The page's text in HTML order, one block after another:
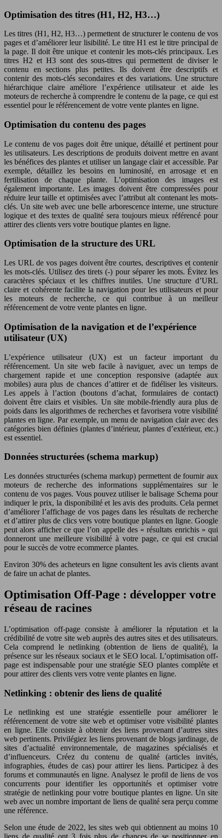
Optimisation des titres (H1, H2, H3…)
Les titres (H1, H2, H3…) permettent de structurer le contenu de vos
pages et d’améliorer leur lisibilité. Le titre H1 est le titre principal de
la page. Il doit être unique et contenir les mots-clés principaux. Les
titres H2 et H3 sont des sous-titres qui permettent de diviser le
contenu en sections plus petites. Ils doivent être descriptifs et
contenir des mots-clés secondaires et des variations. Une structure
hiérarchique claire améliore l’expérience utilisateur et aide les
moteurs de recherche à comprendre le contenu de la page, ce qui est
essentiel pour le référencement de votre vente plantes en ligne.
Optimisation du contenu des pages
Le contenu de vos pages doit être unique, détaillé et pertinent pour
les utilisateurs. Les descriptions de produits doivent mettre en avant
les bénéfices des plantes et utiliser un langage clair et accessible. Par
exemple, détaillez les besoins en luminosité, en arrosage et en
fertilisation de chaque plante. L’optimisation des images est
également importante. Les images doivent être compressées pour
réduire leur taille et optimisées avec l’attribut alt contenant les mots-
clés. Un site web avec une belle arborescence interne, une structure
logique et des textes de qualité sera toujours mieux référencé pour
attirer des clients vers votre boutique plantes en ligne.
Optimisation de la structure des URL
Les URL de vos pages doivent être courtes, descriptives et contenir
les mots-clés. Utilisez des tirets (-) pour séparer les mots. Évitez les
caractères spéciaux et les chiffres inutiles. Une structure d’URL
claire et cohérente facilite la navigation pour les utilisateurs et pour
les moteurs de recherche, ce qui contribue à un meilleur
référencement de votre vente plantes en ligne.
Optimisation de la navigation et de l’expérience
utilisateur (UX)
L’expérience utilisateur (UX) est un facteur important du
référencement. Un site web facile à naviguer, avec un temps de
chargement rapide et une conception responsive (adaptée aux
mobiles) aura plus de chances d’attirer et de fidéliser les visiteurs.
Les appels à l’action (boutons d’achat, formulaires de contact)
doivent être clairs et visibles. Un site mobile-friendly aura plus de
poids dans les algorithmes de recherches et favorisera votre visibilité
plantes en ligne. Par exemple, un menu de navigation clair avec des
catégories bien définies (plantes d’intérieur, plantes d’extérieur, etc.)
est essentiel.
Données structurées (schema markup)
Les données structurées (schema markup) permettent de fournir aux
moteurs de recherche des informations supplémentaires sur le
contenu de vos pages. Vous pouvez utiliser le balisage Schema pour
indiquer le prix, la disponibilité et les avis des produits. Cela permet
d’améliorer l’affichage de vos pages dans les résultats de recherche
et d’attirer plus de clics vers votre boutique plantes en ligne. Google
peut alors afficher ce que l’on appelle des « résultats enrichis » qui
donneront une meilleure visibilité à votre page, ce qui est crucial
pour le succès de votre ecommerce plantes.
Environ 30% des acheteurs en ligne consultent les avis clients avant
de faire un achat de plantes.
Optimisation Off-Page : développer votre
réseau de racines
L’optimisation off-page consiste à améliorer la réputation et la
crédibilité de votre site web auprès des autres sites et des utilisateurs.
Cela comprend le netlinking (obtention de liens de qualité), la
présence sur les réseaux sociaux et le SEO local. L’optimisation off-
page est indispensable pour une stratégie SEO plantes complète et
pour attirer des clients vers votre vente plantes en ligne.
Netlinking : obtenir des liens de qualité
Le netlinking est une stratégie essentielle pour améliorer le
référencement de votre site web et optimiser votre visibilité plantes
en ligne. Elle consiste à obtenir des liens provenant d’autres sites
web pertinents. Privilégiez les liens provenant de blogs jardinage, de
sites d’actualité environnementale, de magazines spécialisés et
d’influenceurs. Créez du contenu de qualité (articles invités,
infographies, études de cas) pour attirer les liens. Participez à des
forums et communautés en ligne. Analysez le profil de liens de vos
concurrents pour identifier les opportunités et optimiser votre
stratégie de netlinking pour votre boutique plantes en ligne. Un site
web avec un nombre important de liens de qualité sera perçu comme
une référence.
Selon une étude de 2022, les sites web qui obtiennent au moins 10